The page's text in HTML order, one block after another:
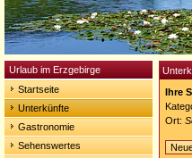
Urlaub im Erzgebirge
Startseite
Unterkünfte
Gastronomie
Sehenswertes
Ihre
Ort: